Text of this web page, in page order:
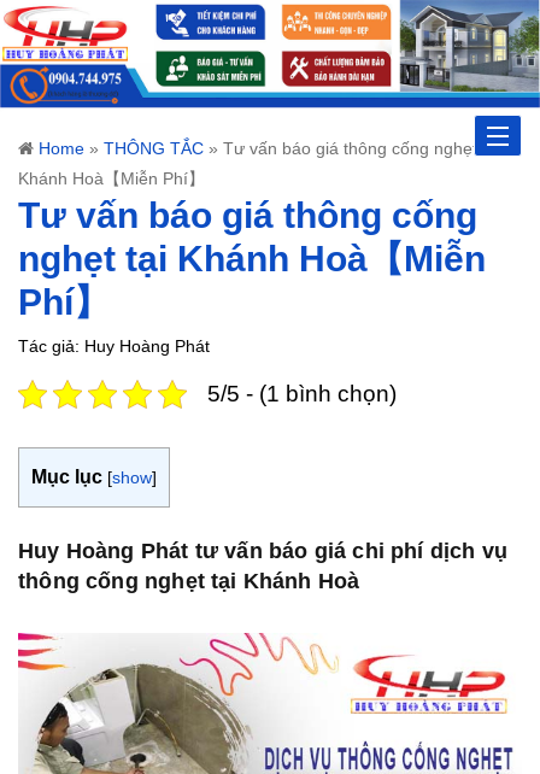
Toggle
Home » THÔNG TẮC » Tư vấn báo giá thông cống nghẹt tại
Khánh Hoà【Miễn Phí】
Tư vấn báo giá thông cống
nghẹt tại Khánh Hoà【Miễn
Phí】
Tác giả: Huy Hoàng Phát
5/5 - (1 bình chọn)
Mục lục [show]
Huy Hoàng Phát tư vấn báo giá chi phí dịch vụ
thông cống nghẹt tại Khánh Hoà